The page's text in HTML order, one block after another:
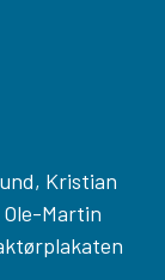
Kristian
Ole-Martin